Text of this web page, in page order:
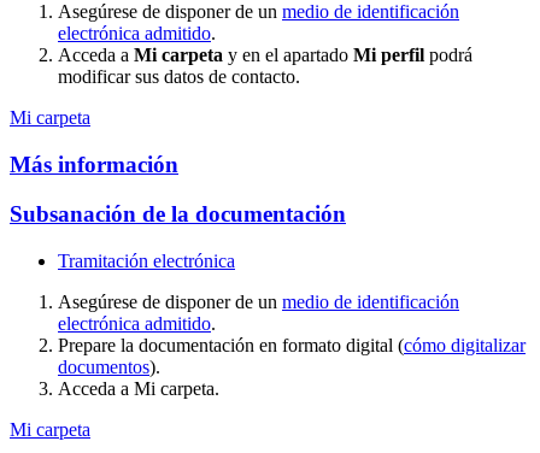
Asegúrese de disponer de un medio de identificación
electrónica admitido.
Acceda a Mi carpeta y en el apartado Mi perfil podrá
modificar sus datos de contacto.
Mi carpeta
Más información
Subsanación de la documentación
Tramitación electrónica
Asegúrese de disponer de un medio de identificación
electrónica admitido.
Prepare la documentación en formato digital (cómo digitalizar
documentos).
Acceda a Mi carpeta.
Mi carpeta